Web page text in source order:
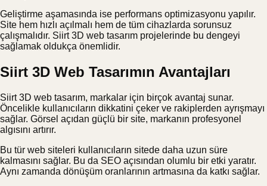
Geliştirme aşamasında ise performans optimizasyonu yapılır.
Site hem hızlı açılmalı hem de tüm cihazlarda sorunsuz
çalışmalıdır. Siirt 3D web tasarım projelerinde bu dengeyi
sağlamak oldukça önemlidir.
Siirt 3D Web Tasarımın Avantajları
Siirt 3D web tasarım, markalar için birçok avantaj sunar.
Öncelikle kullanıcıların dikkatini çeker ve rakiplerden ayrışmayı
sağlar. Görsel açıdan güçlü bir site, markanın profesyonel
algısını artırır.
Bu tür web siteleri kullanıcıların sitede daha uzun süre
kalmasını sağlar. Bu da SEO açısından olumlu bir etki yaratır.
Aynı zamanda dönüşüm oranlarının artmasına da katkı sağlar.